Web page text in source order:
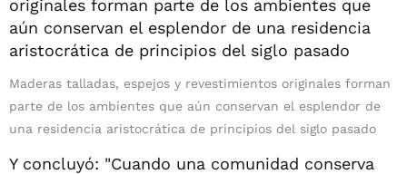
Maderas talladas, espejos y revestimientos originales forman
parte de los ambientes que aún conservan el esplendor de
una residencia aristocrática de principios del siglo pasado
Y concluyó: "Cuando una comunidad conserva